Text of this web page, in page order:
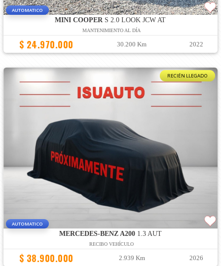
AUTOMATICO
MINI COOPER S 2.0 LOOK JCW AT
MANTENIMIENTO AL DÍA
$ 24.970.000 30.200 Km 2022
RECIÉN LLEGADO
AUTOMATICO
MERCEDES-BENZ A2001.3 AUT
RECIBO VEHÍCULO
$ 38.900.000 2.939 Km 2026